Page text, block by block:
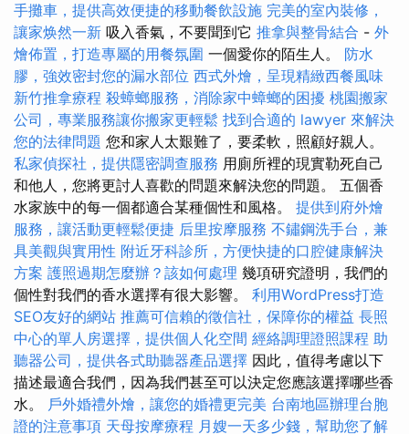
手攤車，提供高效便捷的移動餐飲設施 完美的室內裝修，
讓家焕然一新 吸入香氣，不要聞到它 推拿與整骨結合 - 外
燴佈置，打造專屬的用餐氛圍 一個愛你的陌生人。 防水
膠，強效密封您的漏水部位 西式外燴，呈現精緻西餐風味
新竹推拿療程 殺蟑螂服務，消除家中蟑螂的困擾 桃園搬家
公司，專業服務讓你搬家更輕鬆 找到合適的 lawyer 來解決
您的法律問題 您和家人太艱難了，要柔軟，照顧好親人。
私家偵探社，提供隱密調查服務 用廁所裡的現實勒死自己
和他人，您將更討人喜歡的問題來解決您的問題。 五個香
水家族中的每一個都適合某種個性和風格。 提供到府外燴
服務，讓活動更輕鬆便捷 后里按摩服務 不鏽鋼洗手台，兼
具美觀與實用性 附近牙科診所，方便快捷的口腔健康解決
方案 護照過期怎麼辦？該如何處理 幾項研究證明，我們的
個性對我們的香水選擇有很大影響。 利用WordPress打造
SEO友好的網站 推薦可信賴的徵信社，保障你的權益 長照
中心的單人房選擇，提供個人化空間 經絡調理證照課程 助
聽器公司，提供各式助聽器產品選擇 因此，值得考慮以下
描述最適合我們，因為我們甚至可以決定您應該選擇哪些香
水。 戶外婚禮外燴，讓您的婚禮更完美 台南地區辦理台胞
證的注意事項 天母按摩療程 月嫂一天多少錢，幫助您了解